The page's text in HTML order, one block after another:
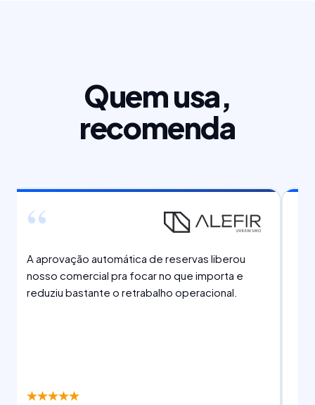
Quem usa,
recomenda
“
A aprovação automática de reservas liberou
nosso comercial pra focar no que importa e
reduziu bastante o retrabalho operacional.